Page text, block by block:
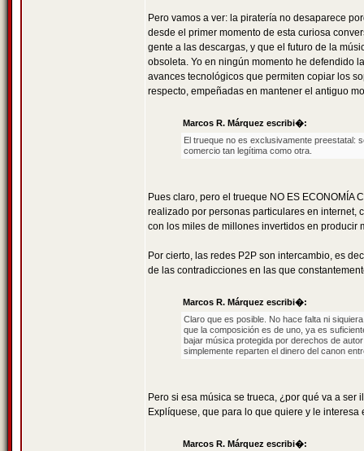
Pero vamos a ver: la piratería no desaparece
desde el primer momento de esta curiosa
gente a las descargas, y que el futuro de la
obsoleta. Yo en ningún momento he defendido
avances tecnológicos que permiten copiar los
respecto, empeñadas en mantener el antiguo
Marcos R. Márquez escribi�:
El trueque no es exclusivamente preestatal:
comercio tan legítima como otra.
Pues claro, pero el trueque NO ES ECONOMÍA
realizado por personas particulares en internet,
con los miles de millones invertidos en producir
Por cierto, las redes P2P son intercambio, es
de las contradicciones en las que
Marcos R. Márquez escribi�:
Claro que es posible. No hace falta ni
que la composición es de uno, ya es
bajar música protegida por derechos de
simplemente reparten el dinero del canon
Pero si esa música se trueca, ¿por qué va a
Explíquese, que para lo que quiere y le interesa
Marcos R. Márquez escribi�: